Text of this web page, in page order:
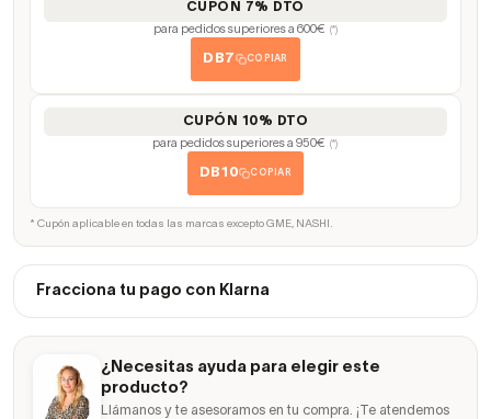
CUPÓN 7% DTO
para pedidos superiores a 600€ (*)
DB7 COPIAR
CUPÓN 10% DTO
para pedidos superiores a 950€ (*)
DB10 COPIAR
* Cupón aplicable en todas las marcas excepto GME, NASHI.
Fracciona tu pago con Klarna
¿Necesitas ayuda para elegir este
producto?
Llámanos y te asesoramos en tu compra. ¡Te atendemos